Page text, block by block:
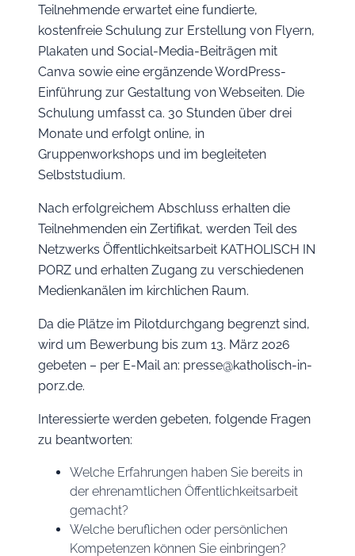
Teilnehmende erwartet eine fundierte,
kostenfreie Schulung zur Erstellung von Flyern,
Plakaten und Social-Media-Beiträgen mit
Canva sowie eine ergänzende WordPress-
Einführung zur Gestaltung von Webseiten. Die
Schulung umfasst ca. 30 Stunden über drei
Monate und erfolgt online, in
Gruppenworkshops und im begleiteten
Selbststudium.
Nach erfolgreichem Abschluss erhalten die
Teilnehmenden ein Zertifikat, werden Teil des
Netzwerks Öffentlichkeitsarbeit KATHOLISCH IN
PORZ und erhalten Zugang zu verschiedenen
Medienkanälen im kirchlichen Raum.
Da die Plätze im Pilotdurchgang begrenzt sind,
wird um Bewerbung bis zum 13. März 2026
gebeten – per E-Mail an: presse@katholisch-in-
porz.de.
Interessierte werden gebeten, folgende Fragen
zu beantworten:
Welche Erfahrungen haben Sie bereits in
der ehrenamtlichen Öffentlichkeitsarbeit
gemacht?
Welche beruflichen oder persönlichen
Kompetenzen können Sie einbringen?